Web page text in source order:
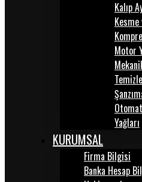
Kalıp
Kesme
Motor
Yağları
KURUMSAL
Firma Bilgisi
Banka Hesap